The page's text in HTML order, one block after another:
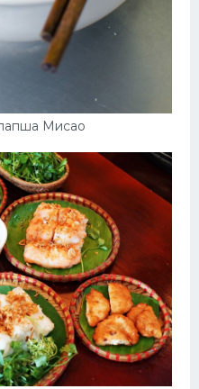
Мисао